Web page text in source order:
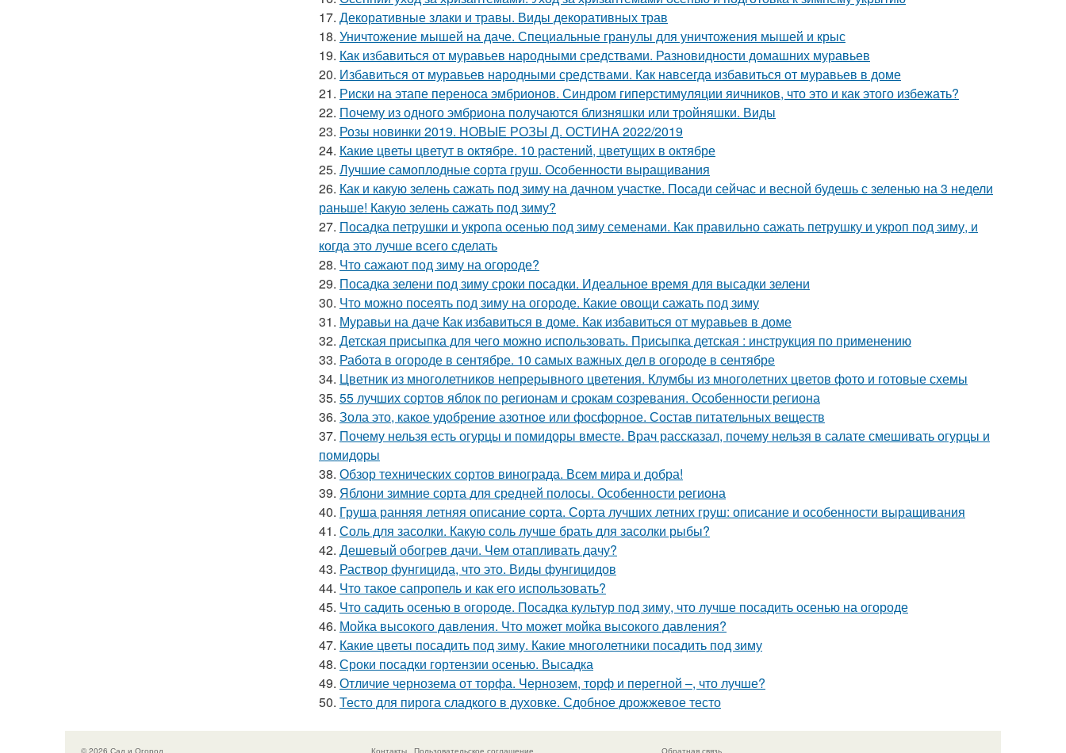
17. Декоративные злаки и травы. Виды декоративных трав
18. Уничтожение мышей на даче. Специальные гранулы для уничтожения мышей и крыс
19. Как избавиться от муравьев народными средствами. Разновидности домашних муравьев
20. Избавиться от муравьев народными средствами. Как навсегда избавиться от муравьев в доме
21. Риски на этапе переноса эмбрионов. Синдром гиперстимуляции яичников, что это и как этого избежать?
22. Почему из одного эмбриона получаются близняшки или тройняшки. Виды
23. Розы новинки 2019. НОВЫЕ РОЗЫ Д. ОСТИНА 2022/2019
24. Какие цветы цветут в октябре. 10 растений, цветущих в октябре
25. Лучшие самоплодные сорта груш. Особенности выращивания
26. Как и какую зелень сажать под зиму на дачном участке. Посади сейчас и весной будешь с зеленью на 3 недели
раньше! Какую зелень сажать под зиму?
27. Посадка петрушки и укропа осенью под зиму семенами. Как правильно сажать петрушку и укроп под зиму, и
когда это лучше всего сделать
28. Что сажают под зиму на огороде?
29. Посадка зелени под зиму сроки посадки. Идеальное время для высадки зелени
30. Что можно посеять под зиму на огороде. Какие овощи сажать под зиму
31. Муравьи на даче Как избавиться в доме. Как избавиться от муравьев в доме
32. Детская присыпка для чего можно использовать. Присыпка детская : инструкция по применению
33. Работа в огороде в сентябре. 10 самых важных дел в огороде в сентябре
34. Цветник из многолетников непрерывного цветения. Клумбы из многолетних цветов фото и готовые схемы
35. 55 лучших сортов яблок по регионам и срокам созревания. Особенности региона
36. Зола это, какое удобрение азотное или фосфорное. Состав питательных веществ
37. Почему нельзя есть огурцы и помидоры вместе. Врач рассказал, почему нельзя в салате смешивать огурцы и
помидоры
38. Обзор технических сортов винограда. Всем мира и добра!
39. Яблони зимние сорта для средней полосы. Особенности региона
40. Груша ранняя летняя описание сорта. Сорта лучших летних груш: описание и особенности выращивания
41. Соль для засолки. Какую соль лучше брать для засолки рыбы?
42. Дешевый обогрев дачи. Чем отапливать дачу?
43. Раствор фунгицида, что это. Виды фунгицидов
44. Что такое сапропель и как его использовать?
45. Что садить осенью в огороде. Посадка культур под зиму, что лучше посадить осенью на огороде
46. Мойка высокого давления. Что может мойка высокого давления?
47. Какие цветы посадить под зиму. Какие многолетники посадить под зиму
48. Сроки посадки гортензии осенью. Высадка
49. Отличие чернозема от торфа. Чернозем, торф и перегной –, что лучше?
50. Тесто для пирога сладкого в духовке. Сдобное дрожжевое тесто
© 2026 Сад и Огород Контакты Пользовательское соглашение Обратная связь